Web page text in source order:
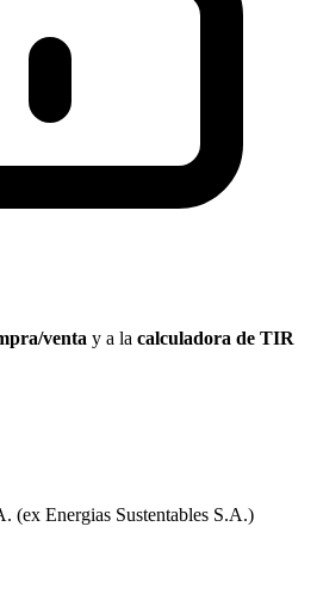
venta y a la calculadora de TIR
(ex Energias Sustentables S.A.)